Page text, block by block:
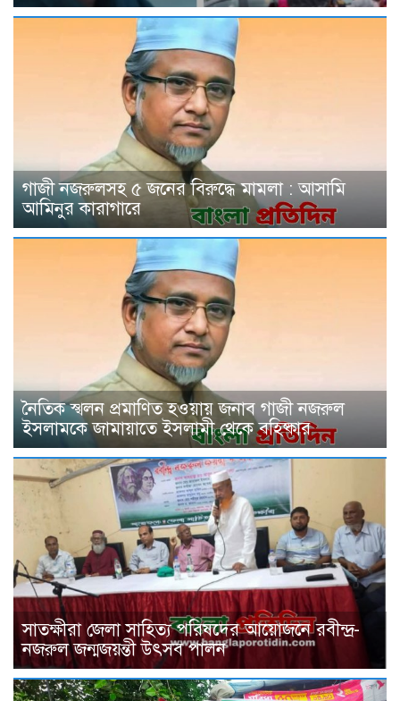
গাজী নজরুলসহ ৫ জনের বিরুদ্ধে মামলা : আসামি
আমিনুর কারাগারে
নৈতিক স্খলন প্রমাণিত হওয়ায় জনাব গাজী নজরুল
ইসলামকে জামায়াতে ইসলামী থেকে বহিষ্কার
সাতক্ষীরা জেলা সাহিত্য পরিষদের আয়োজনে রবীন্দ্র-
নজরুল জন্মজয়ন্তী উৎসব পালন